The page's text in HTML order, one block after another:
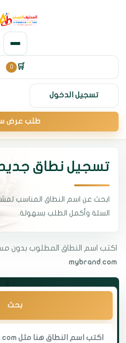
🛒
0
تسجيل الدخول
طلب عرض
تسجيل نطاق
ابحث عن اسم النطاق المناسب
السلة وأكمل الطلب بسهولة.
اكتب اسم النطاق المطلوب بدون
mybrand.com
بحث